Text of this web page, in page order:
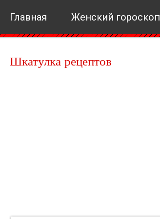
Главная Женский гороскоп
Шкатулка рецептов